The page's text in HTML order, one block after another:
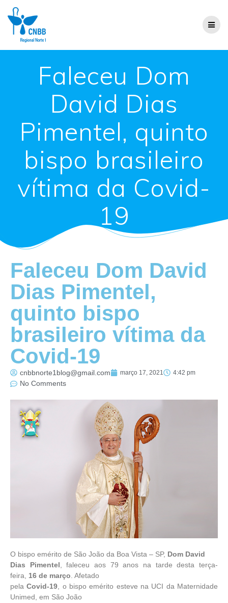
Faleceu Dom
David Dias
Pimentel, quinto
bispo brasileiro
vítima da Covid-
19
Faleceu Dom David
Dias Pimentel,
quinto bispo
brasileiro vítima da
Covid-19
cnbbnorte1blog@gmail.com março 17, 2021 4:42 pm
No Comments
O bispo emérito de São João da Boa Vista – SP, Dom David
Dias Pimentel, faleceu aos 79 anos na tarde desta terça-
feira, 16 de março. Afetado
pelaCovid-19, o bispo emérito esteve na UCI da Maternidade
Unimed, em São João